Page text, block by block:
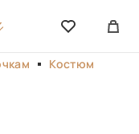
Костюм